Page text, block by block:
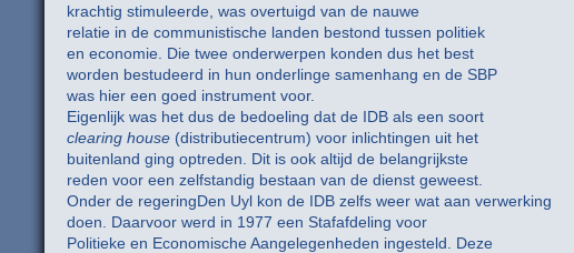
krachtig stimuleerde, was overtuigd van de nauwe
relatie in de communistische landen bestond tussen politiek
en economie. Die twee onderwerpen konden dus het best
worden bestudeerd in hun onderlinge samenhang en de SBP
was hier een goed instrument voor.
Eigenlijk was het dus de bedoeling dat de IDB als een soort
clearing house (distributiecentrum) voor inlichtingen uit het
buitenland ging optreden. Dit is ook altijd de belangrijkste
reden voor een zelfstandig bestaan van de dienst geweest.
Onder de regeringDen Uyl kon de IDB zelfs weer wat aan verwerking
doen. Daarvoor werd in 1977 een Stafafdeling voor
Politieke en Economische Aangelegenheden ingesteld. Deze